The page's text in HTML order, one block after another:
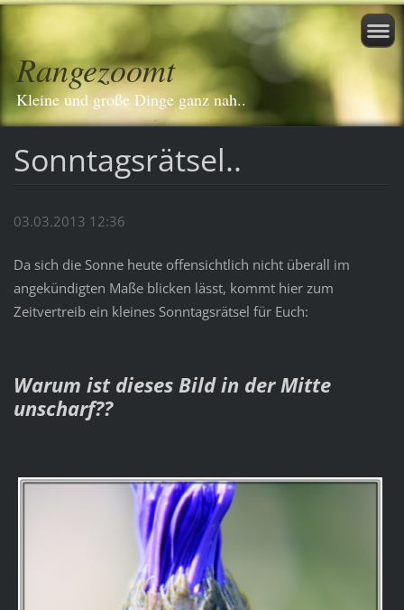
Rangezoomt
Kleine und große Dinge ganz nah..
Sonntagsrätsel..
03.03.2013 12:36
Da sich die Sonne heute offensichtlich nicht überall im
angekündigten Maße blicken lässt, kommt hier zum
Zeitvertreib ein kleines Sonntagsrätsel für Euch:
Warum ist dieses Bild in der Mitte
unscharf??